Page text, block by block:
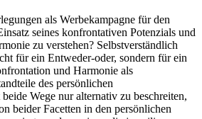
als Werbekampagne für den
seines konfrontativen Potenzials und
zu verstehen? Selbstverständlich
für ein Entweder-oder, sondern für ein
und Harmonie als
des persönlichen
Wege nur alternativ zu beschreiten,
beider Facetten in den persönlichen